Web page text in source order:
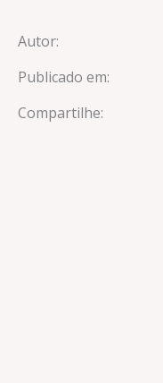
Autor:
Publicado em:
Compartilhe: